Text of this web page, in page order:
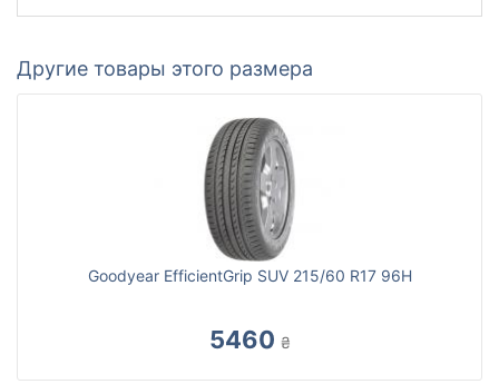
Другие товары этого размера
Goodyear EfficientGrip SUV 215/60 R17 96H
5460 ₴